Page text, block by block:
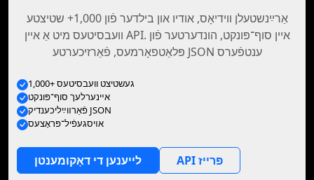
אַרײַנשטעלן װידיאָס, אודיו און בילדער פֿון 1,000+ שטיצטע
וועבסיטעס מיט אַ איין API. איין סוף־פּונקט, הונדערטער פֿון
פּלאַטפאָרמעס, פֿאַרזיכערטע JSON ענטפֿערס
1,000+ געשטיצט וועבסיטעס
אײנערלעך סוף־פּונקט
פֿאַרװײַליכענדיק JSON
אױסגעפֿיל־פּראָצעס
לייענען די דאָקומענטן API פּרייז